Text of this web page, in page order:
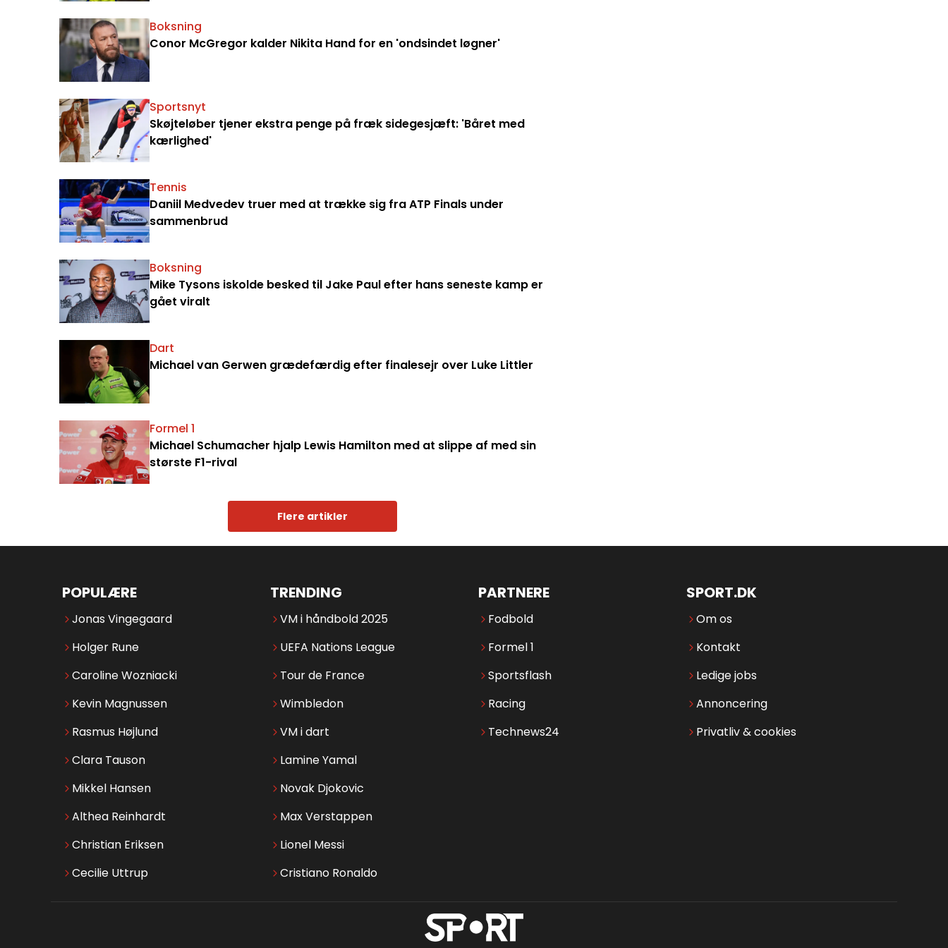
Boksning
Conor McGregor kalder Nikita Hand for en 'ondsindet løgner'
Sportsnyt
Skøjteløber tjener ekstra penge på fræk sidegesjæft: 'Båret med
kærlighed'
Tennis
Daniil Medvedev truer med at trække sig fra ATP Finals under
sammenbrud
Boksning
Mike Tysons iskolde besked til Jake Paul efter hans seneste kamp er
gået viralt
Dart
Michael van Gerwen grædefærdig efter finalesejr over Luke Littler
Formel 1
Michael Schumacher hjalp Lewis Hamilton med at slippe af med sin
største F1-rival
Flere artikler
POPULÆRE
Jonas Vingegaard
Holger Rune
Caroline Wozniacki
Kevin Magnussen
Rasmus Højlund
Clara Tauson
Mikkel Hansen
Althea Reinhardt
Christian Eriksen
Cecilie Uttrup
TRENDING
VM i håndbold 2025
UEFA Nations League
Tour de France
Wimbledon
VM i dart
Lamine Yamal
Novak Djokovic
Max Verstappen
Lionel Messi
Cristiano Ronaldo
PARTNERE
Fodbold
Formel 1
Sportsflash
Racing
Technews24
SPORT.DK
Om os
Kontakt
Ledige jobs
Annoncering
Privatliv & cookies